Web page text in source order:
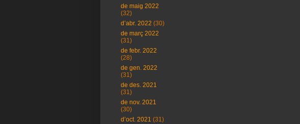
de maig 2022
(32)
d’abr. 2022 (30)
de març 2022
(31)
de febr. 2022
(28)
de gen. 2022
(31)
de des. 2021
(31)
de nov. 2021
(30)
d’oct. 2021 (31)